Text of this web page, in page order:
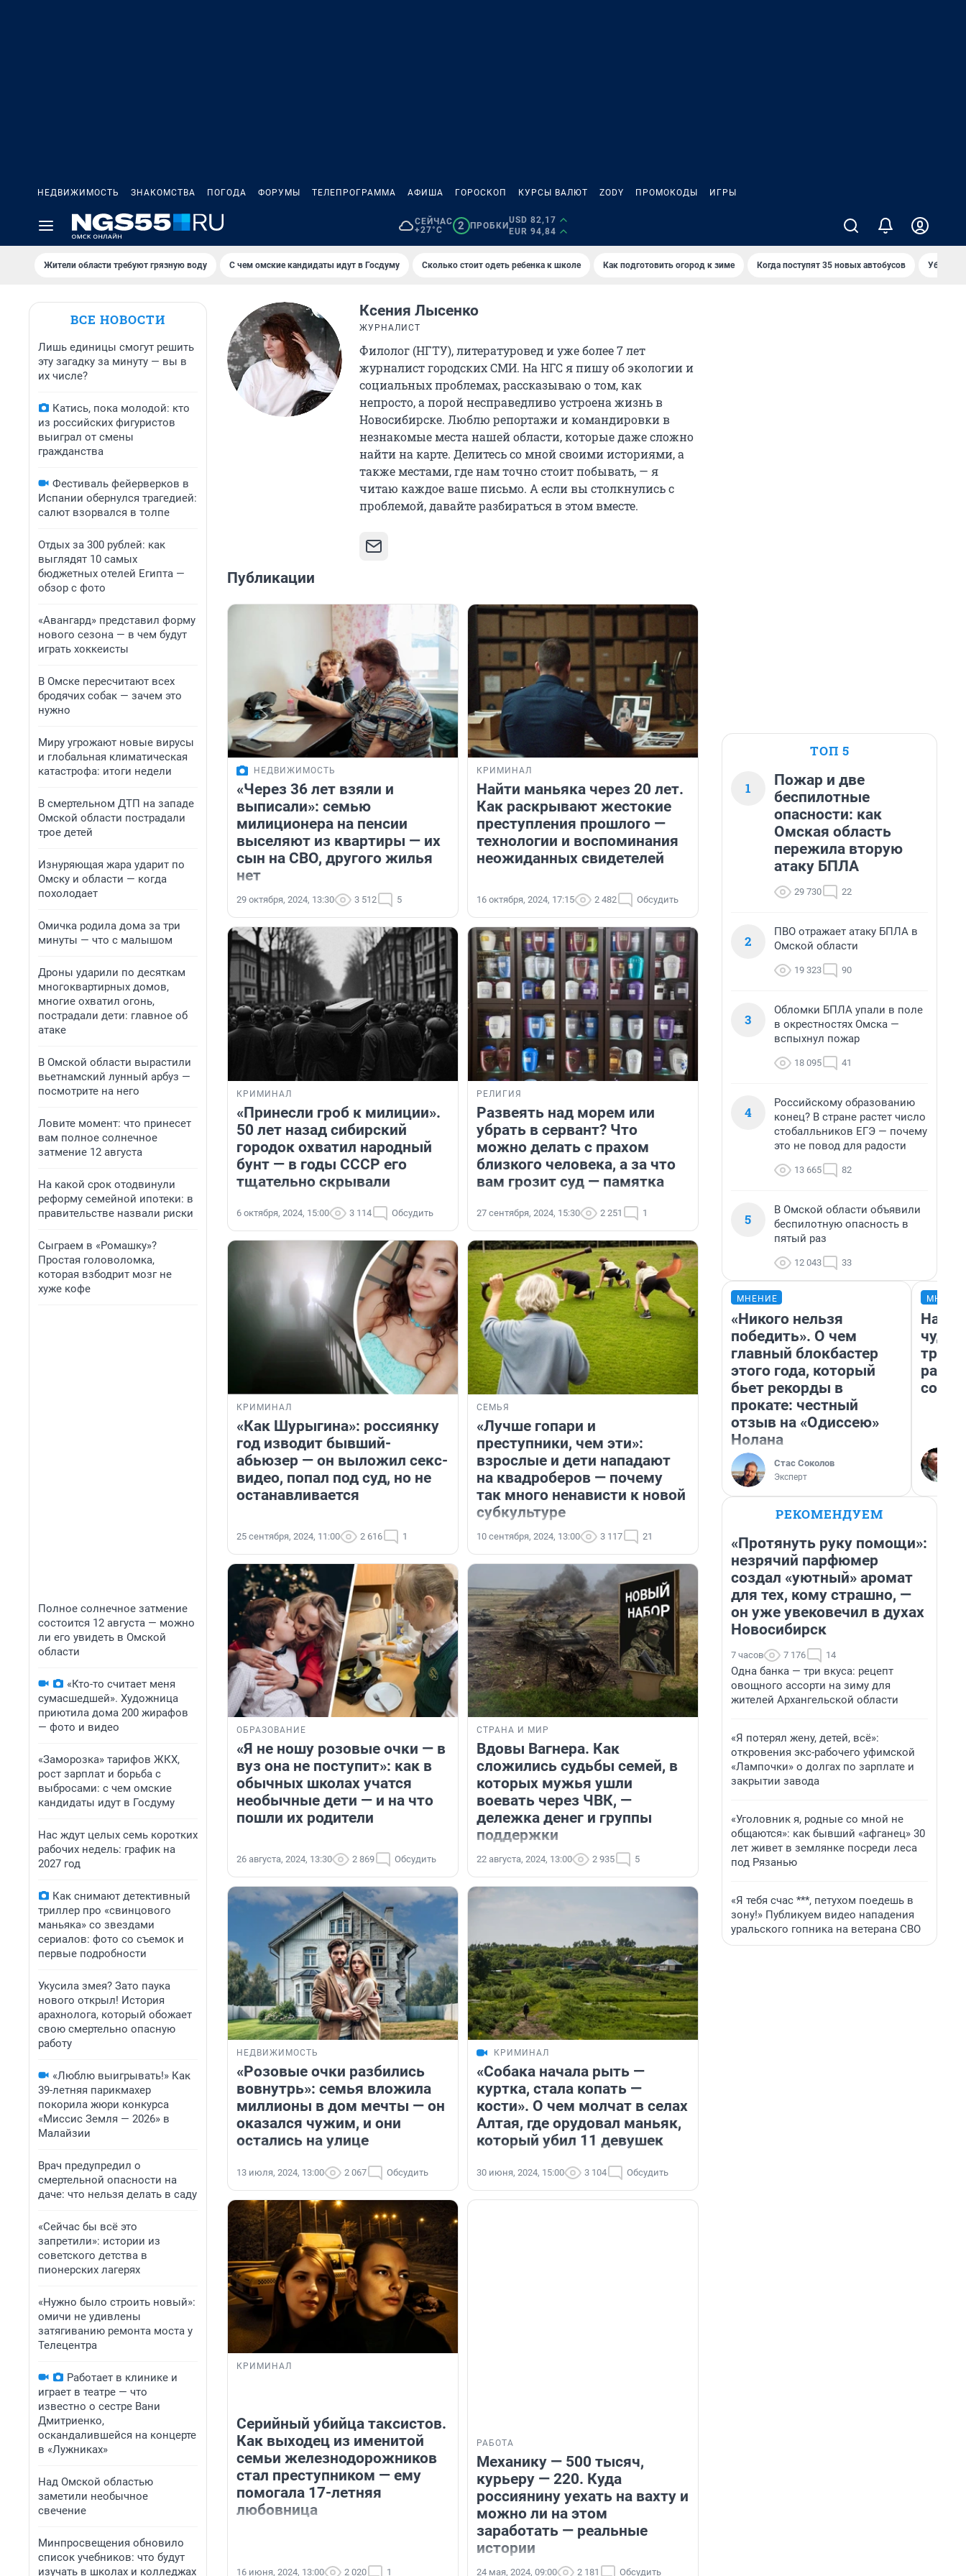
НЕДВИЖИМОСТЬ ЗНАКОМСТВА ПОГОДА ФОРУМЫ ТЕЛЕПРОГРАММА АФИША ГОРОСКОП КУРСЫ ВАЛЮТ ZODY ПРОМОКОДЫ ИГРЫ
СЕЙЧАС
+27°C
2 ПРОБКИ
USD 82,17
EUR 94,84
Жители области требуют грязную воду С чем омские кандидаты идут в Госдуму Сколько стоит одеть ребенка к школе Как подготовить огород к зиме Когда поступят 35 новых автобусов Убийца
ВСЕ НОВОСТИ
Лишь единицы смогут решить
эту загадку за минуту — вы в
их числе?
Катись, пока молодой: кто
из российских фигуристов
выиграл от смены
гражданства
Фестиваль фейерверков в
Испании обернулся трагедией:
салют взорвался в толпе
Отдых за 300 рублей: как
выглядят 10 самых
бюджетных отелей Египта —
обзор с фото
«Авангард» представил форму
нового сезона — в чем будут
играть хоккеисты
В Омске пересчитают всех
бродячих собак — зачем это
нужно
Миру угрожают новые вирусы
и глобальная климатическая
катастрофа: итоги недели
В смертельном ДТП на западе
Омской области пострадали
трое детей
Изнуряющая жара ударит по
Омску и области — когда
похолодает
Омичка родила дома за три
минуты — что с малышом
Дроны ударили по десяткам
многоквартирных домов,
многие охватил огонь,
пострадали дети: главное об
атаке
В Омской области вырастили
вьетнамский лунный арбуз —
посмотрите на него
Ловите момент: что принесет
вам полное солнечное
затмение 12 августа
На какой срок отодвинули
реформу семейной ипотеки: в
правительстве назвали риски
Сыграем в «Ромашку»?
Простая головоломка,
которая взбодрит мозг не
хуже кофе
Полное солнечное затмение
состоится 12 августа — можно
ли его увидеть в Омской
области
«Кто-то считает меня
сумасшедшей». Художница
приютила дома 200 жирафов
— фото и видео
«Заморозка» тарифов ЖКХ,
рост зарплат и борьба с
выбросами: с чем омские
кандидаты идут в Госдуму
Нас ждут целых семь коротких
рабочих недель: график на
2027 год
Как снимают детективный
триллер про «свинцового
маньяка» со звездами
сериалов: фото со съемок и
первые подробности
Укусила змея? Зато паука
нового открыл! История
арахнолога, который обожает
свою смертельно опасную
работу
«Люблю выигрывать!» Как
39-летняя парикмахер
покорила жюри конкурса
«Миссис Земля — 2026» в
Малайзии
Врач предупредил о
смертельной опасности на
даче: что нельзя делать в саду
«Сейчас бы всё это
запретили»: истории из
советского детства в
пионерских лагерях
«Нужно было строить новый»:
омичи не удивлены
затягиванию ремонта моста у
Телецентра
Работает в клинике и
играет в театре — что
известно о сестре Вани
Дмитриенко,
оскандалившейся на концерте
в «Лужниках»
Над Омской областью
заметили необычное
свечение
Минпросвещения обновило
список учебников: что будут
изучать в школах и колледжах
Ксения Лысенко
ЖУРНАЛИСТ
Филолог (НГТУ), литературовед и уже более 7 лет
журналист городских СМИ. На НГС я пишу об экологии и
социальных проблемах, рассказываю о том, как
непросто, а порой несправедливо устроена жизнь в
Новосибирске. Люблю репортажи и командировки в
незнакомые места нашей области, которые даже сложно
найти на карте. Делитесь со мной своими историями, а
также местами, где нам точно стоит побывать, — я
читаю каждое ваше письмо. А если вы столкнулись с
проблемой, давайте разбираться в этом вместе.
Публикации
НЕДВИЖИМОСТЬ
«Через 36 лет взяли и
выписали»: семью
милиционера на пенсии
выселяют из квартиры — их
сын на СВО, другого жилья
нет
29 октября, 2024, 13:30 3 512 5
КРИМИНАЛ
Найти маньяка через 20 лет.
Как раскрывают жестокие
преступления прошлого —
технологии и воспоминания
неожиданных свидетелей
16 октября, 2024, 17:15 2 482 Обсудить
КРИМИНАЛ
«Принесли гроб к милиции».
50 лет назад сибирский
городок охватил народный
бунт — в годы СССР его
тщательно скрывали
6 октября, 2024, 15:00 3 114 Обсудить
РЕЛИГИЯ
Развеять над морем или
убрать в сервант? Что
можно делать с прахом
близкого человека, а за что
вам грозит суд — памятка
27 сентября, 2024, 15:30 2 251 1
КРИМИНАЛ
«Как Шурыгина»: россиянку
год изводит бывший-
абьюзер — он выложил секс-
видео, попал под суд, но не
останавливается
25 сентября, 2024, 11:00 2 616 1
СЕМЬЯ
«Лучше гопари и
преступники, чем эти»:
взрослые и дети нападают
на квадроберов — почему
так много ненависти к новой
субкультуре
10 сентября, 2024, 13:00 3 117 21
ОБРАЗОВАНИЕ
«Я не ношу розовые очки — в
вуз она не поступит»: как в
обычных школах учатся
необычные дети — и на что
пошли их родители
26 августа, 2024, 13:30 2 869 Обсудить
СТРАНА И МИР
Вдовы Вагнера. Как
сложились судьбы семей, в
которых мужья ушли
воевать через ЧВК, —
дележка денег и группы
поддержки
22 августа, 2024, 13:00 2 935 5
НЕДВИЖИМОСТЬ
«Розовые очки разбились
вовнутрь»: семья вложила
миллионы в дом мечты — он
оказался чужим, и они
остались на улице
13 июля, 2024, 13:00 2 067 Обсудить
КРИМИНАЛ
«Собака начала рыть —
куртка, стала копать —
кости». О чем молчат в селах
Алтая, где орудовал маньяк,
который убил 11 девушек
30 июня, 2024, 15:00 3 104 Обсудить
КРИМИНАЛ
Серийный убийца таксистов.
Как выходец из именитой
семьи железнодорожников
стал преступником — ему
помогала 17-летняя
любовница
16 июня, 2024, 13:00 2 020 1
РАБОТА
Механику — 500 тысяч,
курьеру — 220. Куда
россиянину уехать на вахту и
можно ли на этом
заработать — реальные
истории
24 мая, 2024, 09:00 2 181 Обсудить
ТОП 5
1
Пожар и две
беспилотные
опасности: как
Омская область
пережила вторую
атаку БПЛА
29 730 22
2
ПВО отражает атаку БПЛА в
Омской области
19 323 90
3
Обломки БПЛА упали в поле
в окрестностях Омска —
вспыхнул пожар
18 095 41
4
Российскому образованию
конец? В стране растет число
стобалльников ЕГЭ — почему
это не повод для радости
13 665 82
5
В Омской области объявили
беспилотную опасность в
пятый раз
12 043 33
МНЕНИЕ
«Никого нельзя
победить». О чем
главный блокбастер
этого года, который
бьет рекорды в
прокате: честный
отзыв на «Одиссею»
Нолана
Стас Соколов
Эксперт
РЕКОМЕНДУЕМ
«Протянуть руку помощи»:
незрячий парфюмер
создал «уютный» аромат
для тех, кому страшно, —
он уже увековечил в духах
Новосибирск
7 часов 7 176 14
Одна банка — три вкуса: рецепт
овощного ассорти на зиму для
жителей Архангельской области
«Я потерял жену, детей, всё»:
откровения экс-рабочего уфимской
«Лампочки» о долгах по зарплате и
закрытии завода
«Уголовник я, родные со мной не
общаются»: как бывший «афганец» 30
лет живет в землянке посреди леса
под Рязанью
«Я тебя счас ***, петухом поедешь в
зону!» Публикуем видео нападения
уральского гопника на ветерана СВО